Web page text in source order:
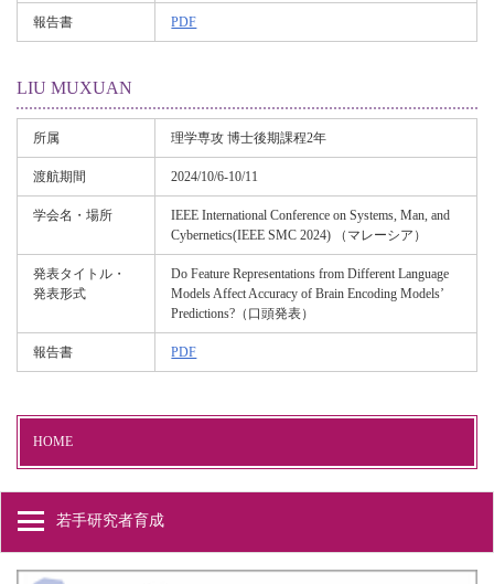
報告書 PDF
LIU MUXUAN
所属 理学専攻 博士後期課程2年
渡航期間 2024/10/6-10/11
学会名・場所
IEEE International Conference on Systems, Man, and
Cybernetics(IEEE SMC 2024) （マレーシア）
発表タイトル・
発表形式
Do Feature Representations from Different Language
Models Affect Accuracy of Brain Encoding Models’
Predictions?（口頭発表）
報告書 PDF
HOME
若手研究者育成